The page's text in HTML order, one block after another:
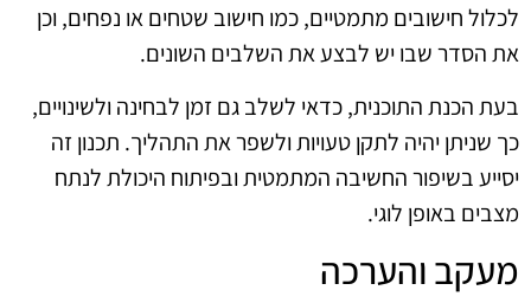
לכלול חישובים מתמטיים, כמו חישוב שטחים או נפחים, וכן
את הסדר שבו יש לבצע את השלבים השונים.
בעת הכנת התוכנית, כדאי לשלב גם זמן לבחינה ולשינויים,
כך שניתן יהיה לתקן טעויות ולשפר את התהליך. תכנון זה
יסייע בשיפור החשיבה המתמטית ובפיתוח היכולת לנתח
מצבים באופן לוגי.
מעקב והערכה